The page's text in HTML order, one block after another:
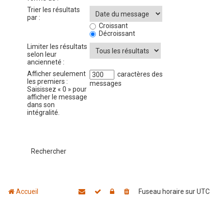
Trier les résultats
par :
Croissant
Décroissant
Limiter les résultats
selon leur
ancienneté :
Afficher seulement
les premiers :
Saisissez « 0 » pour
afficher le message
dans son
intégralité.
caractères des
messages
Accueil Fuseau horaire surUTC